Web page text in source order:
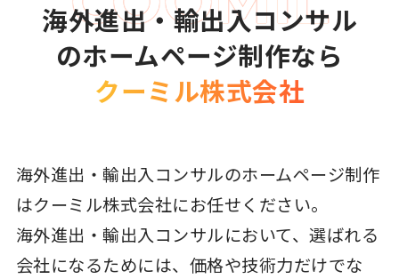
海外進出・輸出入コンサル
のホームページ制作なら
クーミル株式会社
海外進出・輸出入コンサルのホームページ制作
はクーミル株式会社にお任せください。
海外進出・輸出入コンサルにおいて、選ばれる
会社になるためには、価格や技術力だけでな